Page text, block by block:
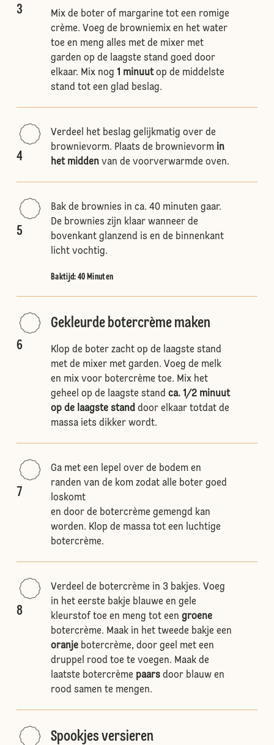
3
Mix de boter of margarine tot een romige
crème. Voeg de browniemix en het water
toe en meng alles met de mixer met
garden op de laagste stand goed door
elkaar. Mix nog 1 minuutop de middelste
stand tot een glad beslag.
4
Verdeel het beslag gelijkmatig over de
brownievorm. Plaats de brownievorm in
het middenvan de voorverwarmde oven.
5
Bak de brownies in ca. 40 minuten gaar.
De brownies zijn klaar wanneer de
bovenkant glanzend is en de binnenkant
licht vochtig.
Baktijd: 40 Minuten
6
Gekleurde botercrème maken
Klop de boter zacht op de laagste stand
met de mixer met garden. Voeg de melk
en mix voor botercrème toe. Mix het
geheel op de laagste stand ca. 1/2 minuut
op de laagste standdoor elkaar totdat de
massa iets dikker wordt.
7
Ga met een lepel over de bodem en
randen van de kom zodat alle boter goed
loskomt
en door de botercrème gemengd kan
worden. Klop de massa tot een luchtige
botercrème.
8
Verdeel de botercrème in 3 bakjes. Voeg
in het eerste bakje blauwe en gele
kleurstof toe en meng tot een groene
botercrème. Maak in het tweede bakje een
oranjebotercrème, door geel met een
druppel rood toe te voegen. Maak de
laatste botercrème paarsdoor blauw en
rood samen te mengen.
Spookjes versieren